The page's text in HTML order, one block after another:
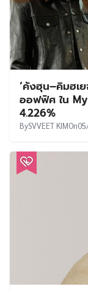
‘คังฮุน–คิมฮเ
ออฟฟิศ ใน
4.226%
BySVVEET KIMOn